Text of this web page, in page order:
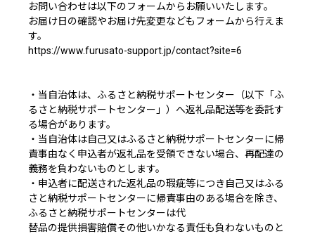
お問い合わせは以下のフォームからお願いいたします。
お届け日の確認やお届け先変更などもフォームから行えま
す。
https://www.furusato-support.jp/contact?site=6
・当自治体は、ふるさと納税サポートセンター（以下「ふ
るさと納税サポートセンター」）へ返礼品配送等を委託す
る場合があります。
・当自治体は自己又はふるさと納税サポートセンターに帰
責事由なく申込者が返礼品を受領できない場合、再配達の
義務を負わないものとします。
・申込者に配送された返礼品の瑕疵等につき自己又はふる
さと納税サポートセンターに帰責事由のある場合を除き、
ふるさと納税サポートセンターは代
替品の提供損害賠償その他いかなる責任も負わないものと